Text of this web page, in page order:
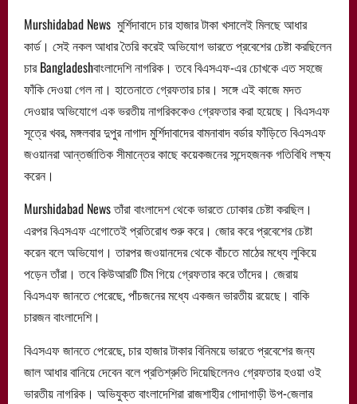
Murshidabad News মুর্শিদাবাদে চার হাজার টাকা খসালেই মিলছে আধার
কার্ড। সেই নকল আধার তৈরি করেই অভিযোগ ভারতে প্রবেশের চেষ্টা করছিলেন
চার Bangladeshবাংলাদেশি নাগরিক। তবে বিএসএফ-এর চোখকে এত সহজে
ফাঁকি দেওয়া গেল না। হাতেনাতে গ্রেফতার চার। সঙ্গে এই কাজে মদত
দেওয়ার অভিযোগে এক ভরতীয় নাগরিককেও গ্রেফতার করা হয়েছে। বিএসএফ
সূত্রে খবর, মঙ্গলবার দুপুর নাগাদ মুর্শিদাবাদের বামনাবাদ বর্ডার ফাঁড়িতে বিএসএফ
জওয়ানরা আন্তর্জাতিক সীমান্তের কাছে কয়েকজনের সন্দেহজনক গতিবিধি লক্ষ্য
করেন।
Murshidabad News তাঁরা বাংলাদেশ থেকে ভারতে ঢোকার চেষ্টা করছিল।
এরপর বিএসএফ এগোতেই প্রতিরোধ শুরু করে। জোর করে প্রবেশের চেষ্টা
করেন বলে অভিযোগ। তারপর জওয়ানদের থেকে বাঁচতে মাঠের মধ্যে লুকিয়ে
পড়েন তাঁরা। তবে কিউআরটি টিম গিয়ে গ্রেফতার করে তাঁদের। জেরায়
বিএসএফ জানতে পেরেছে, পাঁচজনের মধ্যে একজন ভারতীয় রয়েছে। বাকি
চারজন বাংলাদেশি।
বিএসএফ জানতে পেরেছে, চার হাজার টাকার বিনিময়ে ভারতে প্রবেশের জন্য
জাল আধার বানিয়ে দেবেন বলে প্রতিশ্রুতি দিয়েছিলেনও গ্রেফতার হওয়া ওই
ভারতীয় নাগরিক। অভিযুক্ত বাংলাদেশিরা রাজশাহীর গোদাগাড়ী উপ-জেলার